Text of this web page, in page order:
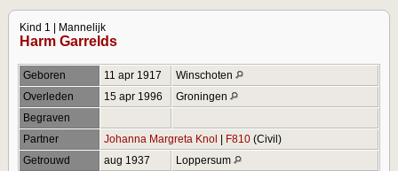
Kind 1 | Mannelijk
Harm Garrelds
Geboren 11 apr 1917
Winschoten
Overleden
15 apr 1996
Groningen
Begraven
Partner
Johanna Margreta Knol | F810 (Civil)
Getrouwd
aug 1937 Loppersum